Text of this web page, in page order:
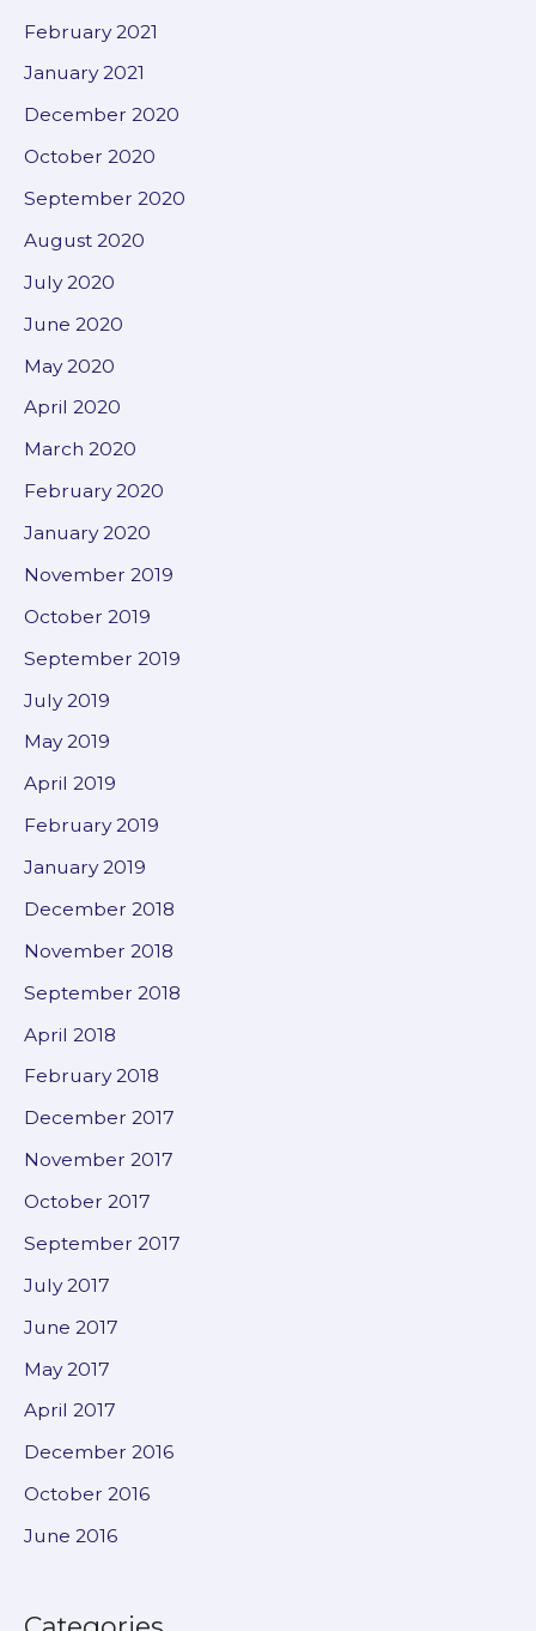
February 2021
January 2021
December 2020
October 2020
September 2020
August 2020
July 2020
June 2020
May 2020
April 2020
March 2020
February 2020
January 2020
November 2019
October 2019
September 2019
July 2019
May 2019
April 2019
February 2019
January 2019
December 2018
November 2018
September 2018
April 2018
February 2018
December 2017
November 2017
October 2017
September 2017
July 2017
June 2017
May 2017
April 2017
December 2016
October 2016
June 2016